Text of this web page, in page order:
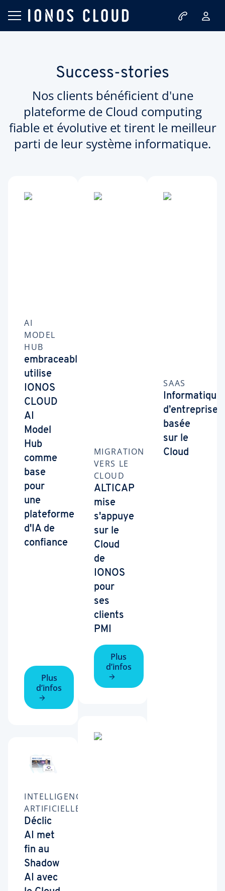
Success-stories
Nos clients bénéficient d'une
plateforme de Cloud computing
fiable et évolutive et tirent le meilleur
parti de leur système informatique.
AI
MODEL
HUB
embraceable
utilise
IONOS
CLOUD
AI
Model
Hub
comme
base
pour
une
plateforme
d'IA de
confiance
Plus
d’infos
INTELLIGENCE
ARTIFICIELLE
Déclic
AI met
fin au
Shadow
AI avec
MIGRATION
VERS LE
CLOUD
ALTICAP
mise
s'appuye
sur le
Cloud
de
IONOS
pour
ses
clients
PMI
Plus
d’infos
SAAS
Informatique
d’entreprise
basée
sur le
Cloud